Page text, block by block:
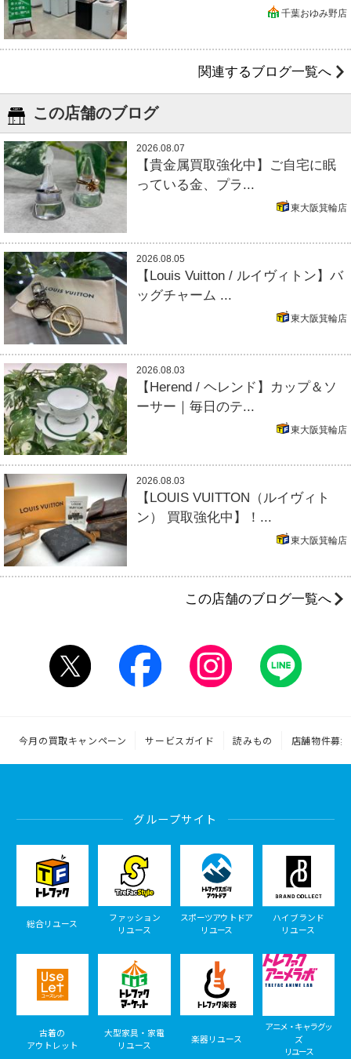
千葉おゆみ野店
関連するブログ一覧へ
この店舗のブログ
2026.08.07
【貴金属買取強化中】ご自宅に眠
っている金、プラ...
東大阪箕輪店
2026.08.05
【Louis Vuitton / ルイヴィトン】バ
ッグチャーム ...
東大阪箕輪店
2026.08.03
【Herend / ヘレンド】カップ＆ソ
ーサー｜毎日のテ...
東大阪箕輪店
2026.08.03
【LOUIS VUITTON（ルイヴィト
ン） 買取強化中】！...
東大阪箕輪店
この店舗のブログ一覧へ
今月の買取キャンペーン サービスガイド 読みもの 店舗物件募集
グループサイト
総合リユース
ファッション
リユース
スポーツアウトドア
リユース
ハイブランド
リユース
古着の
アウトレット
大型家具・家電
リユース
楽器リユース
アニメ・キャラグッ
ズ
リユース